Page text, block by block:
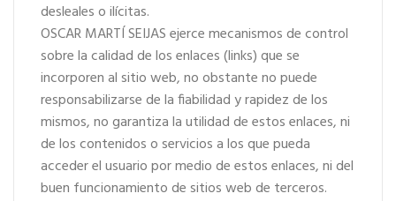
desleales o ilícitas.
OSCAR MARTÍ SEIJAS ejerce mecanismos de control
sobre la calidad de los enlaces (links) que se
incorporen al sitio web, no obstante no puede
responsabilizarse de la fiabilidad y rapidez de los
mismos, no garantiza la utilidad de estos enlaces, ni
de los contenidos o servicios a los que pueda
acceder el usuario por medio de estos enlaces, ni del
buen funcionamiento de sitios web de terceros.